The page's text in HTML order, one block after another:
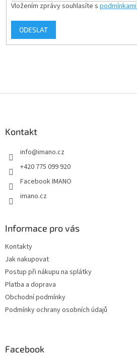
Vložením zprávy souhlasíte s
ODESLAT
Kontakt
info@imano.cz
+420 775 099 920
Facebook IMANO
imano.cz
Informace pro vás
Kontakty
Jak nakupovat
Postup při nákupu na splátky
Platba a doprava
Obchodní podmínky
Podmínky ochrany osobních údajů
Facebook